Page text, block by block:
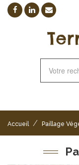
Accueil / Paillage